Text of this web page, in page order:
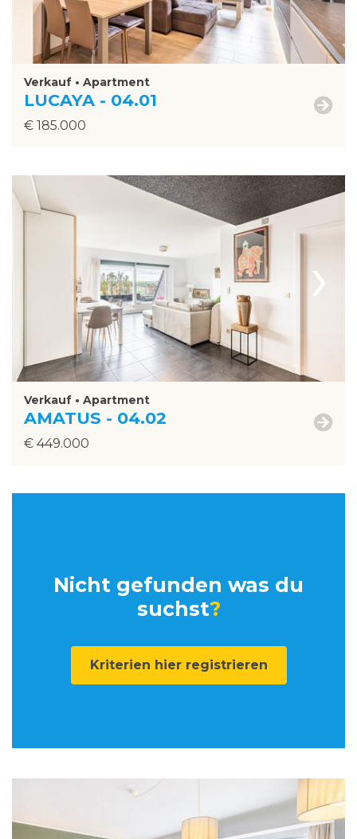
Verkauf • Apartment
LUCAYA - 04.01
€ 185.000
›
Verkauf • Apartment
AMATUS - 04.02
€ 449.000
Nicht gefunden was du
suchst?
Kriterien hier registrieren